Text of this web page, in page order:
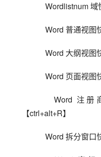
Wordlistnum
Word 普通视
Word 大纲视
Word 页面视
【ctrl+alt+R】
Word 拆分窗